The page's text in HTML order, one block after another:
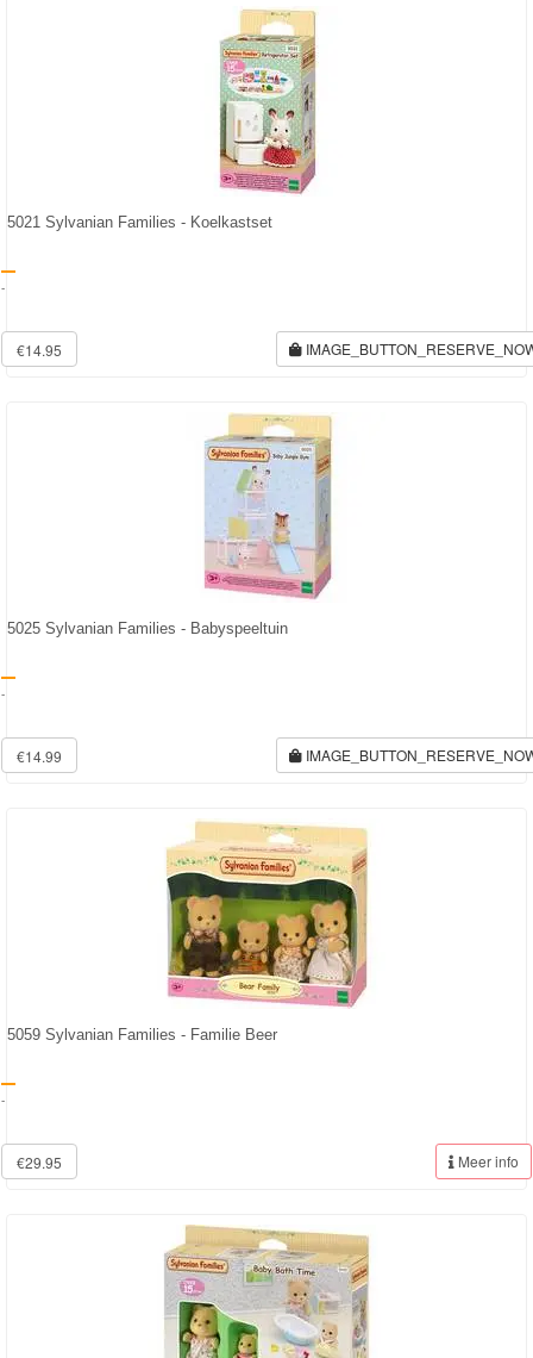
5021 Sylvanian Families - Koelkastset
-
€14.95
5025 Sylvanian Families - Babyspeeltuin
-
€14.99
5059 Sylvanian Families - Familie Beer
-
€29.95 Meer info